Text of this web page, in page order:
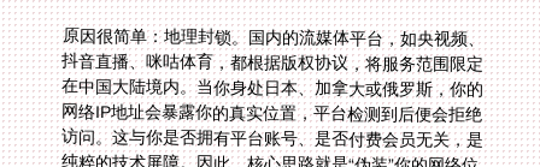
原因很简单：地理封锁。国内的流媒体平台，如央视频、
抖音直播、咪咕体育，都根据版权协议，将服务范围限定
在中国大陆境内。当你身处日本、加拿大或俄罗斯，你的
网络IP地址会暴露你的真实位置，平台检测到后便会拒绝
访问。这与你是否拥有平台账号、是否付费会员无关，是
纯粹的技术屏障。因此，核心思路就是“伪装”你的网络位
置，让你的设备看起来像是从国内访问。这正是专业回国